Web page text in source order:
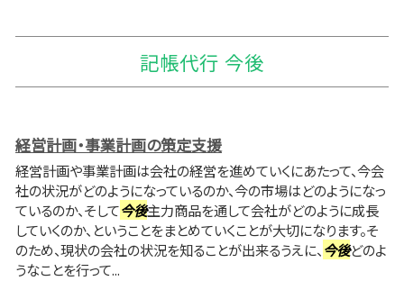
記帳代行 今後
経営計画・事業計画の策定支援
経営計画や事業計画は会社の経営を進めていくにあたって、今会
社の状況がどのようになっているのか、今の市場はどのようになっ
ているのか、そして今後主力商品を通して会社がどのように成長
していくのか、ということをまとめていくことが大切になります。そ
のため、現状の会社の状況を知ることが出来るうえに、 今後どのよ
うなことを行って...